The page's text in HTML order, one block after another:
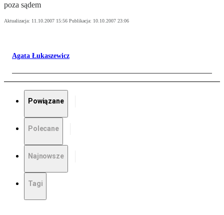
poza sądem
Aktualizacja: 11.10.2007 15:56 Publikacja: 10.10.2007 23:06
Agata Łukaszewicz
Powiązane
Polecane
Najnowsze
Tagi